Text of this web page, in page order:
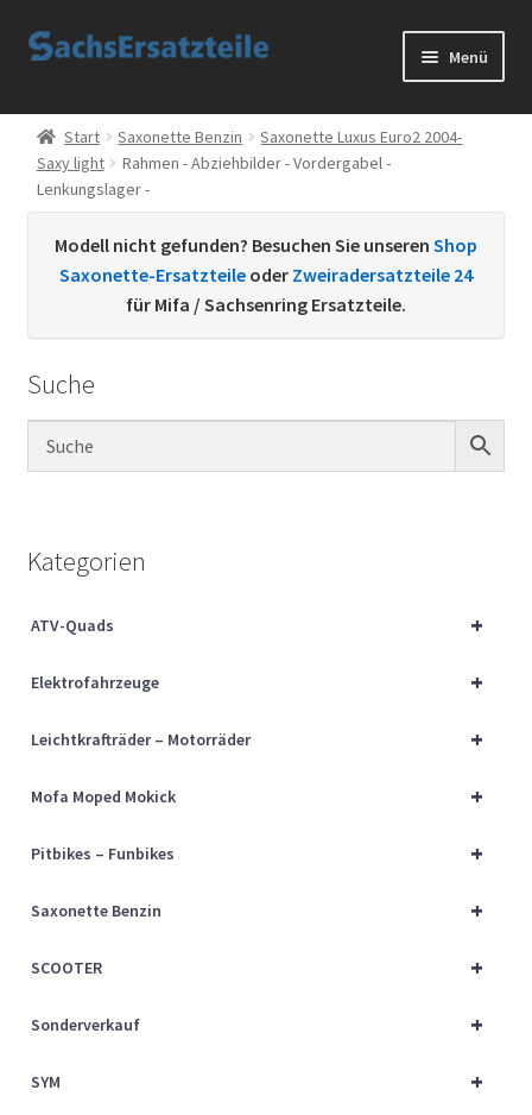
Zur
Zum
Menü
Start
AGB
Datenschutzerklärung
Sachs Ersatzteile
Über uns
Vertrag widerrufen
Widerrufsbelehrung
Cart
Checkout
Start Saxonette Benzin
Saxonette Luxus Euro2 2004-
Saxy light
Rahmen - Abziehbilder - Vordergabel -
Lenkungslager -
Modell nicht gefunden? Besuchen Sie unseren Shop
Saxonette-Ersatzteile oder Zweiradersatzteile 24
für Mifa / Sachsenring Ersatzteile.
Suche
Kategorien
+
ATV-Quads
+
Elektrofahrzeuge
+
Leichtkrafträder – Motorräder
+
Mofa Moped Mokick
+
Pitbikes – Funbikes
+
Saxonette Benzin
+
SCOOTER
+
Sonderverkauf
+
SYM